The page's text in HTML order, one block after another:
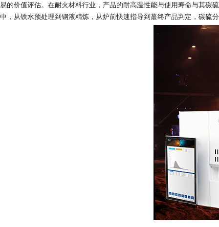
易的价值评估。在耐火材料行业，产品的耐高温性能与使用寿命与其碳
中，从铁水预处理到钢液精炼，从炉前快速指导到蕞终产品判定，碳硫